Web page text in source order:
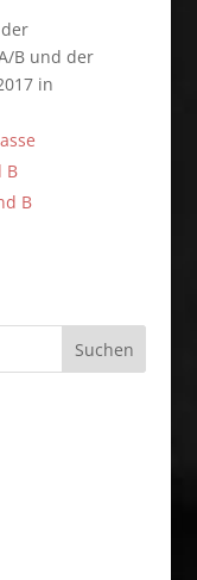
B und der
in
B
B
Suchen